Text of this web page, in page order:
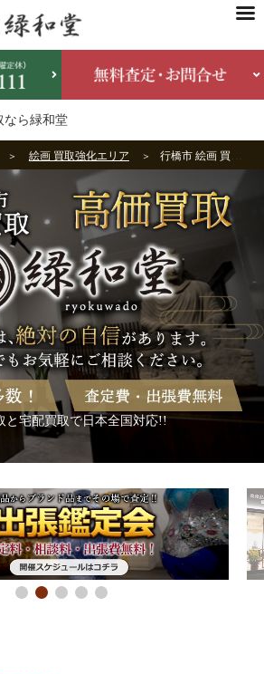
なら緑和堂
絵画 買取強化エリア 行橋市 絵画 買取
と宅配買取で日本全国対応!!